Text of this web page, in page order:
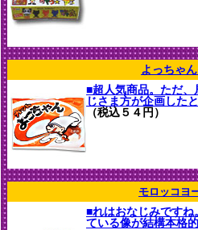
よっちゃ
■超人気商品。ただ
じさま方が企画した
（税込５４円）
モロッコヨ
■れはおなじみです
ている像が結構本格的